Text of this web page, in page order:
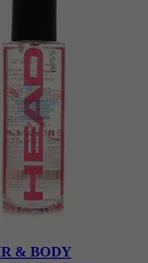
& BODY